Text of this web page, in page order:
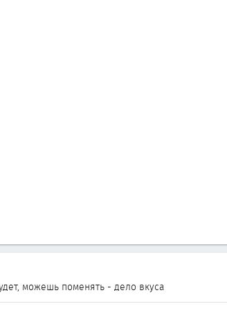
можешь поменять - дело вкуса